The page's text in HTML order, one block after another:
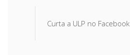
Curta a ULP no Facebook